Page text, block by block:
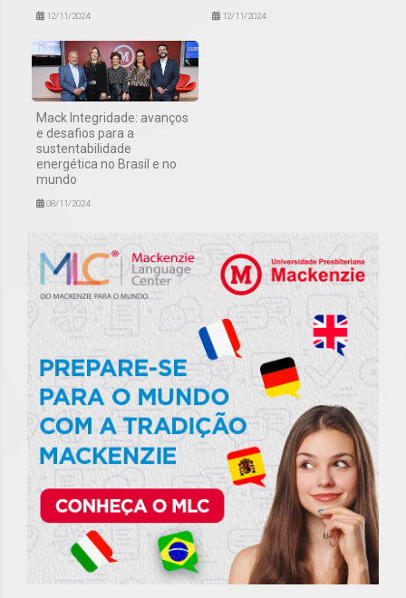
12/11/2024 12/11/2024
Mack Integridade: avanços
e desafios para a
sustentabilidade
energética no Brasil e no
mundo
08/11/2024